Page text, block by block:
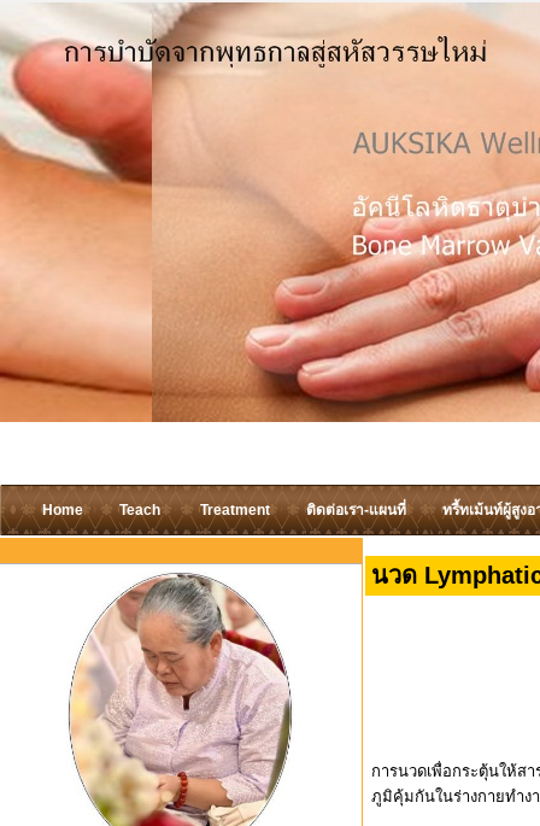
Home Teach Treatment ติดต่อเรา-แผนที่ ทรี้ทเม้นท์ผู้สูงอ
นวด
การนวดเพื่อกระตุ้นให้ส
ภูมิคุ้มกันในร่างกายทำง